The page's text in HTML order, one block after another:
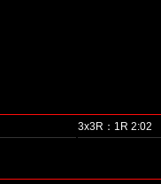
3x3R：1R 2:02